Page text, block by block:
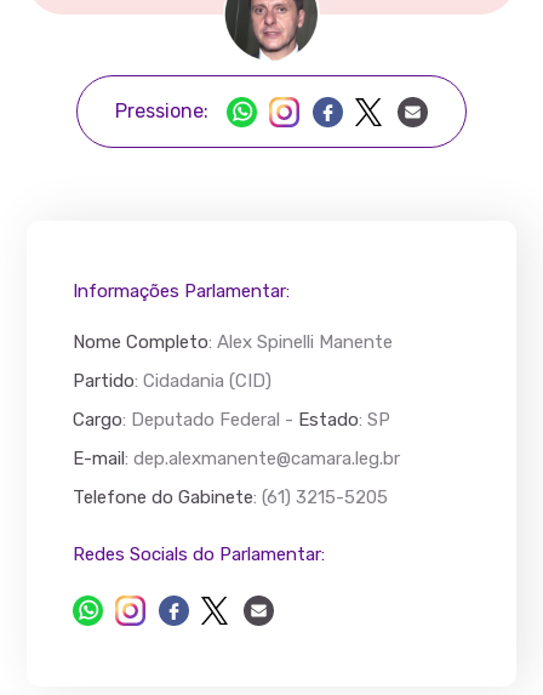
Pressione:
Informações Parlamentar:
Nome Completo:Alex Spinelli Manente
Partido: Cidadania (CID)
Cargo: Deputado Federal - Estado: SP
E-mail:dep.alexmanente@camara.leg.br
Telefone do Gabinete: (61) 3215-5205
Redes Socials do Parlamentar: